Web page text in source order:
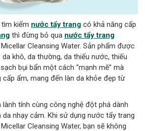
kiếm nước tẩy trang có khả năng cấp
thì đừng bỏ qua nước tẩy trang
Cleansing Water. Sản phẩm được
khô, da thường, da thiếu nước, thiếu
bụi bẩn một cách “mạnh mẽ” mà
cấp ẩm, mang đến làn da khỏe đẹp từ
tính cùng công nghệ đột phá dành
nhạy cảm. Khi sử dụng nước tẩy trang
Cleansing Water, bạn sẽ không